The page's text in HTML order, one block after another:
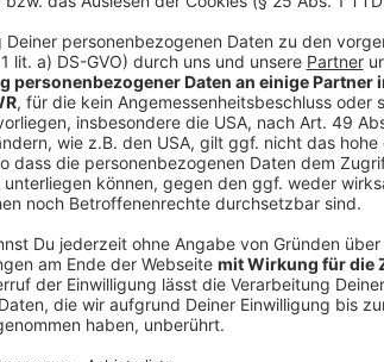
für Arbeit, Gesundheit und Soziales des
Tage-Inzidenz von über 35 bzw. 50
konkret benannt wurden. Aufgrund dieser
die Stadt Aachen ihre Regelungen
Die neue Allgemeinverfügung der
Oktober 2020 und ist nachzulesen unter
Infos zu aktuellen Entwicklungen:Die
Erlassen und Entscheidungen der
auszuschliessen, dass die
vorzeitig ergänzt oder geändert werden